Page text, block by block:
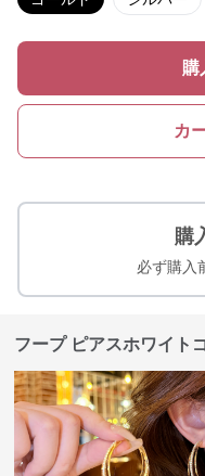
購
カ
購
必ず購入
フープ ピアスホワイト